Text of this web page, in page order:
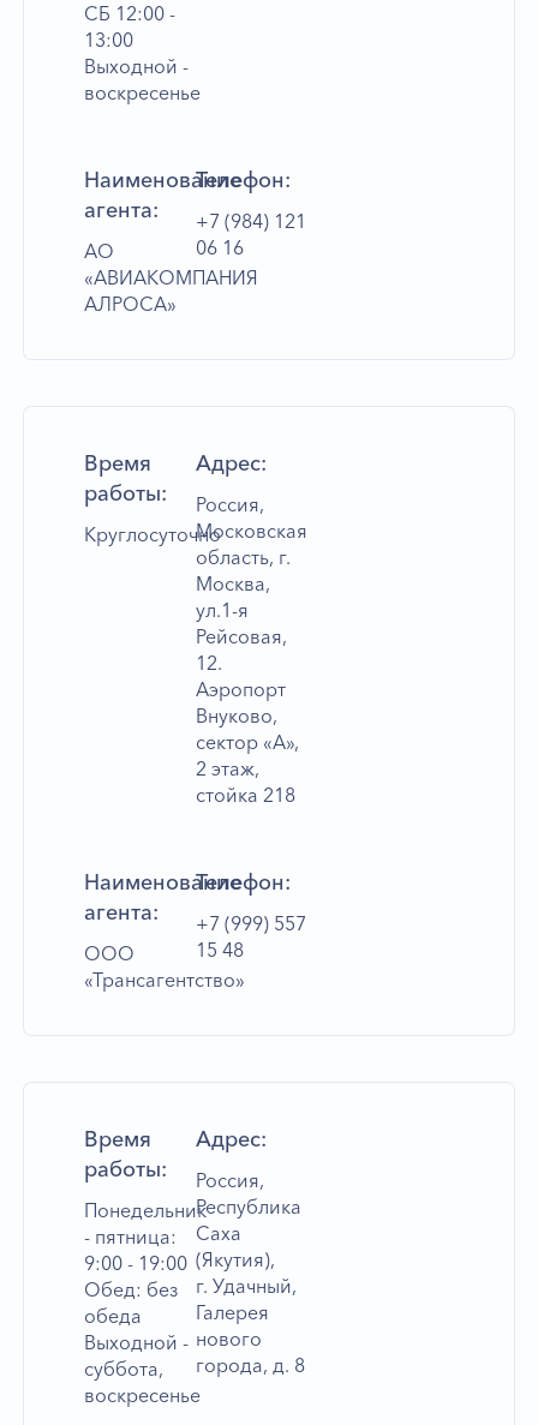
СБ 12:00 -
13:00
Выходной -
воскресенье
Наименование
агента:
АО
«АВИАКОМПАНИЯ
АЛРОСА»
Телефон:
+7 (984) 121
06 16
Время
работы:
Круглосуточно
Адрес:
Россия,
Московская
область, г.
Москва,
ул.1-я
Рейсовая,
12.
Аэропорт
Внуково,
сектор «А»,
2 этаж,
стойка 218
Наименование
агента:
ООО
«Трансагентство»
Телефон:
+7 (999) 557
15 48
Время
работы:
Понедельник
- пятница:
9:00 - 19:00
Обед: без
обеда
Выходной -
суббота,
воскресенье
Адрес:
Россия,
Республика
Саха
(Якутия),
г. Удачный,
Галерея
нового
города, д. 8